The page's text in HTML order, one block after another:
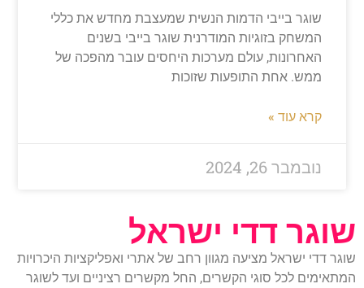
שוגר בייבי הדמות הנשית שמעצבת מחדש את כללי
המשחק בזוגיות המודרנית שוגר בייבי בשנים
האחרונות, עולם מערכות היחסים עובר מהפכה של
ממש. אחת התופעות שזוכות
קרא עוד »
נובמבר 26, 2024
דדי ישראל
ישראל מציעה מגוון רחב של אתרי ואפליקציות היכרויות
לכל סוגי הקשרים, החל מקשרים רציניים ועד לשוגר